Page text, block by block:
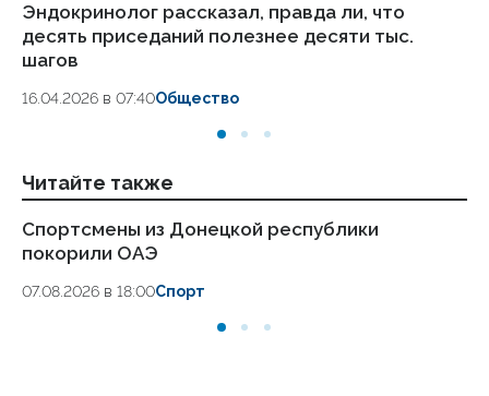
Эндокринолог рассказал, правда ли, что
десять приседаний полезнее десяти тыс.
шагов
16.04.2026 в 07:40Общество
Читайте также
Спортсмены из Донецкой республики
покорили ОАЭ
07.08.2026 в 18:00Спорт